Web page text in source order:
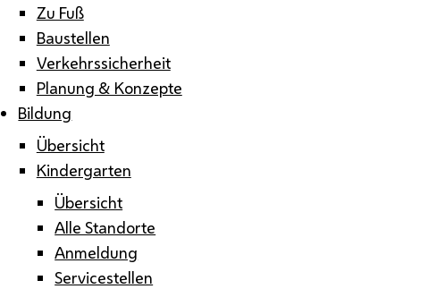
Zu Fuß
Baustellen
Verkehrssicherheit
Planung & Konzepte
Bildung
Übersicht
Kindergarten
Übersicht
Alle Standorte
Anmeldung
Servicestellen